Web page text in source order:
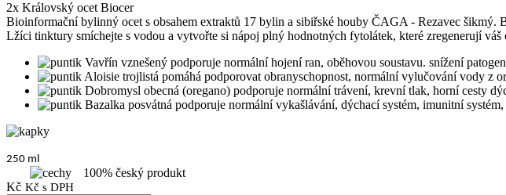
2x Královský ocet Biocer
Bioinformační bylinný ocet s obsahem extraktů 17 bylin a sibiřské houby ČAGA - Rezavec
Lžíci tinktury smíchejte s vodou a vytvořte si nápoj plný hodnotných fytolátek, které zregenerují
Vavřín vznešený podporuje normální hojení ran, oběhovou soustavu. snížení
Aloisie trojlistá pomáhá podporovat obranyschopnost, normální vylučování vody z
Dobromysl obecná (oregano) podporuje normální trávení, krevní tlak, horní cesty
Bazalka posvátná podporuje normální vykašlávání, dýchací systém, imunitní
250 ml
100% český produkt
Kč Kč s DPH